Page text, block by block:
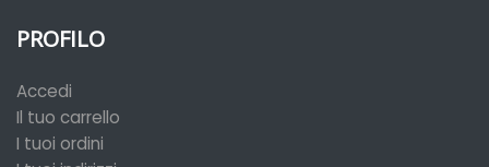
PROFILO
Accedi
Il tuo carrello
I tuoi ordini